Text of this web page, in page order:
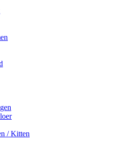
/ Kitten